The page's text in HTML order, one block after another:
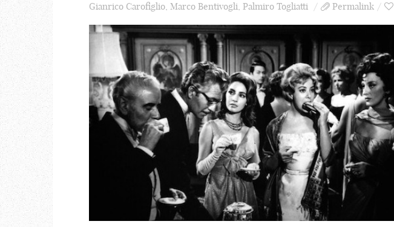
Gianrico Carofiglio, Marco Bentivogli, Palmiro Togliatti Permalink